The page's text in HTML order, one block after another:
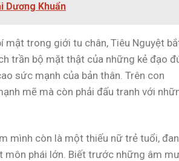
Dương Khuẩn
mật trong giới tu chân, Tiêu Nguyệt
trần bộ mặt thật của những kẻ đạo
sức mạnh của bản thân. Trên con
mẽ mà còn phải đấu tranh với
mình còn là một thiếu nữ trẻ tuổi,
phái lớn. Biết trước những âm